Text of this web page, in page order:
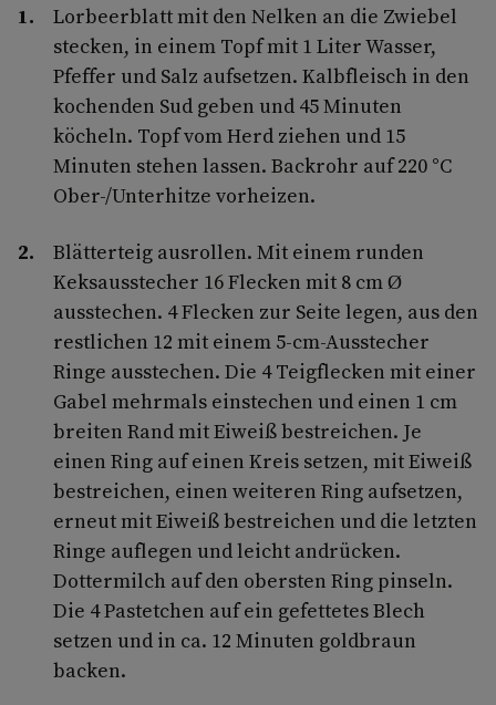
Lorbeerblatt mit den Nelken an die Zwiebel
stecken, in einem Topf mit 1 Liter Wasser,
Pfeffer und Salz aufsetzen. Kalbfleisch in den
kochenden Sud geben und 45 Minuten
köcheln. Topf vom Herd ziehen und 15
Minuten stehen lassen. Backrohr auf 220 °C
Ober-/Unterhitze vorheizen.
Blätterteig ausrollen. Mit einem runden
Keksausstecher 16 Flecken mit 8 cm Ø
ausstechen. 4 Flecken zur Seite legen, aus den
restlichen 12 mit einem 5-cm-Ausstecher
Ringe ausstechen. Die 4 Teigflecken mit einer
Gabel mehrmals einstechen und einen 1 cm
breiten Rand mit Eiweiß bestreichen. Je
einen Ring auf einen Kreis setzen, mit Eiweiß
bestreichen, einen weiteren Ring aufsetzen,
erneut mit Eiweiß bestreichen und die letzten
Ringe auflegen und leicht andrücken.
Dottermilch auf den obersten Ring pinseln.
Die 4 Pastetchen auf ein gefettetes Blech
setzen und in ca. 12 Minuten goldbraun
backen.